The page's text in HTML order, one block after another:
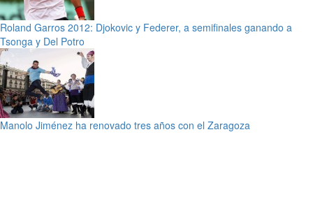
Roland Garros 2012: Djokovic y Federer, a semifinales ganando a
Tsonga y Del Potro
Manolo Jiménez ha renovado tres años con el Zaragoza